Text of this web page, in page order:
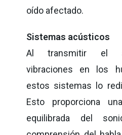
oído afectado.
Sistemas acústicos
Al transmitir el
vibraciones en los
estos sistemas lo
Esto proporciona
equilibrada del